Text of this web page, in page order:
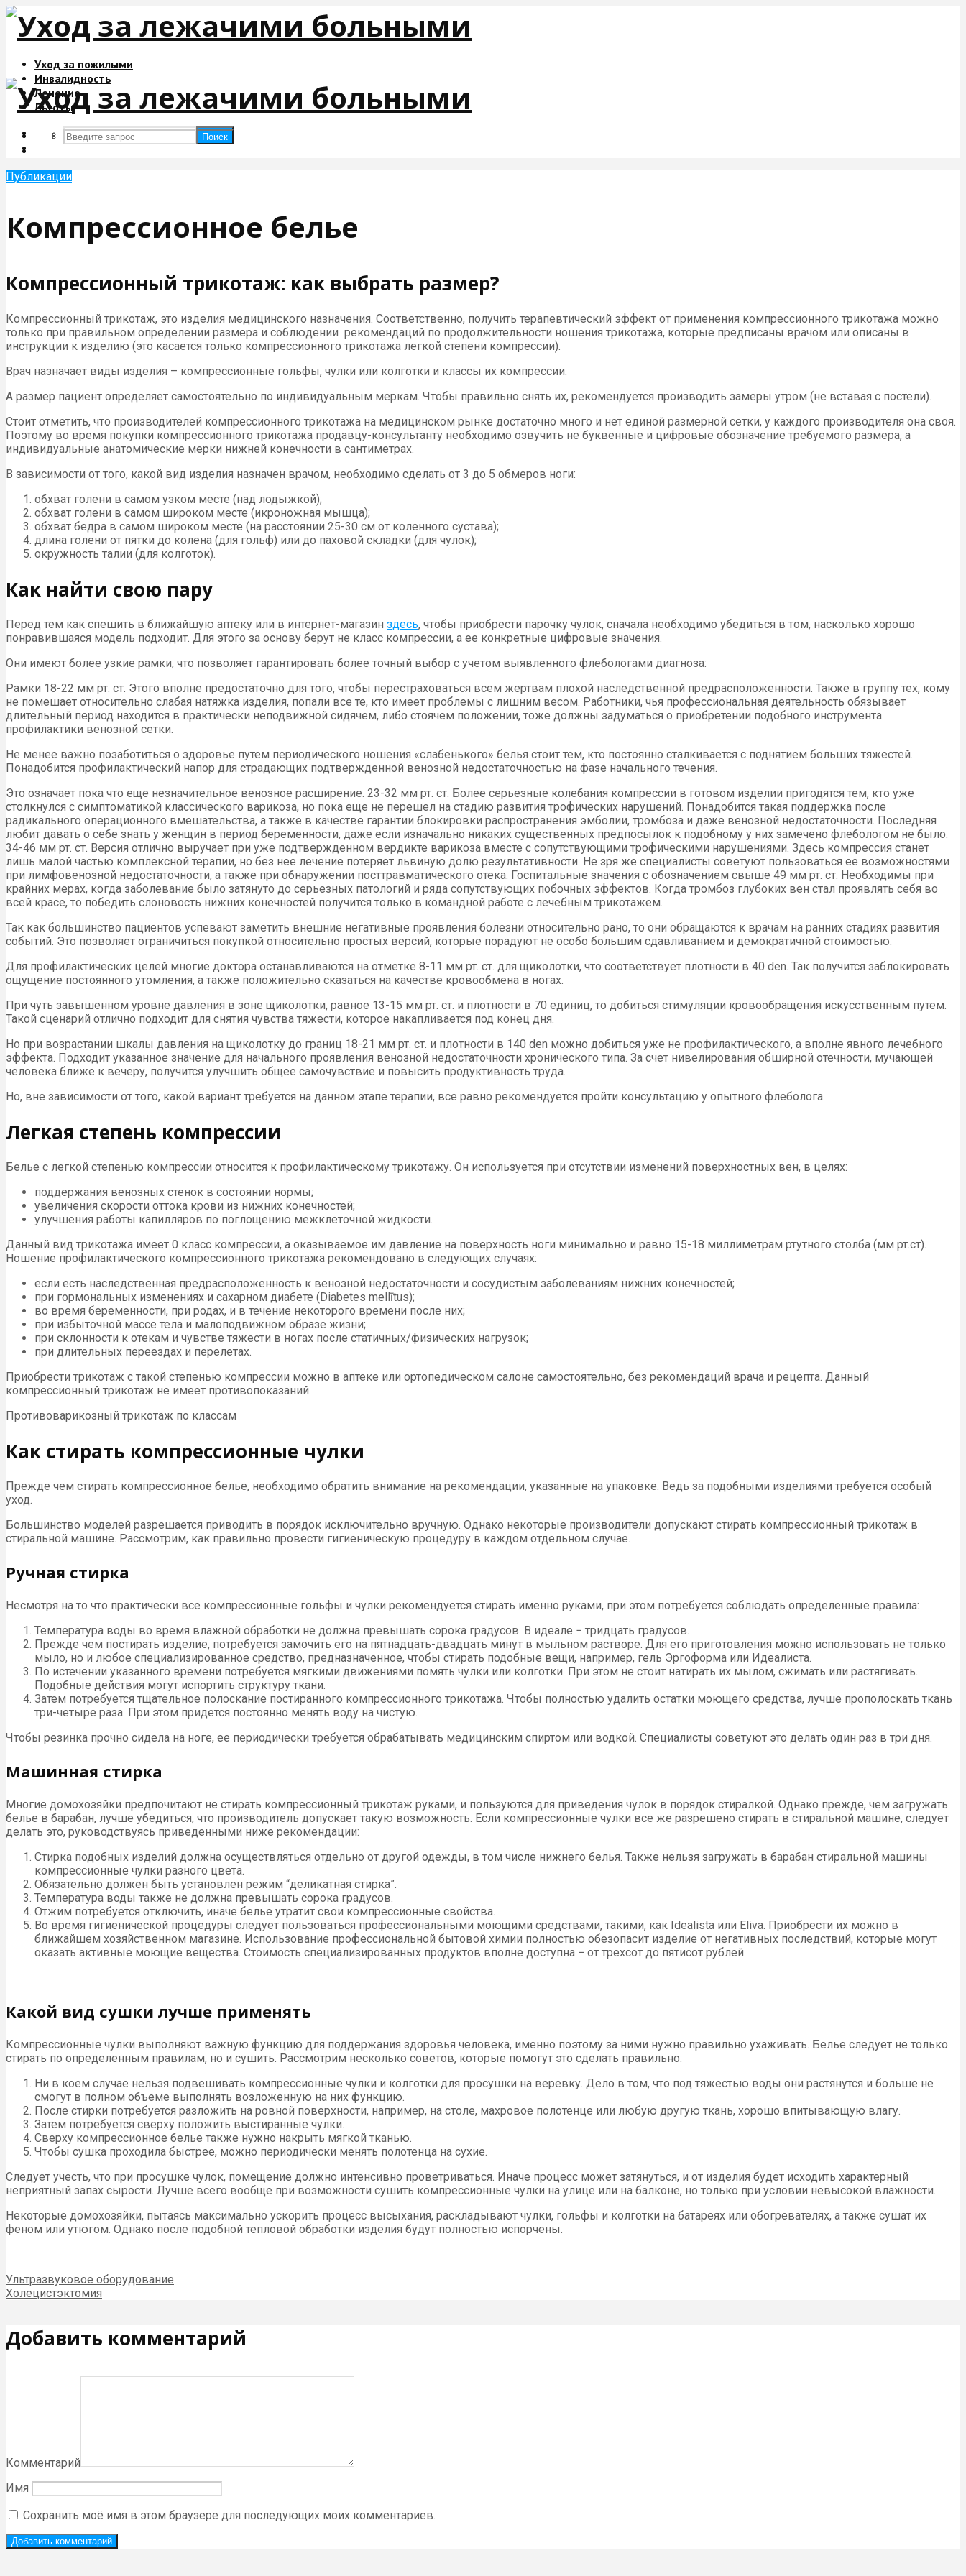
Уход за пожилыми
Инвалидность
Лечение
Льготы
Поиск
Поиск
Публикации
Компрессионное белье
Компрессионный трикотаж: как выбрать размер?
Компрессионный трикотаж, это изделия медицинского назначения. Соответственно, получить терапевтический эффект от применения компрессионного трикотажа можно
только при правильном определении размера и соблюдении рекомендаций по продолжительности ношения трикотажа, которые предписаны врачом или описаны в
инструкции к изделию (это касается только компрессионного трикотажа легкой степени компрессии).
Врач назначает виды изделия – компрессионные гольфы, чулки или колготки и классы их компрессии.
А размер пациент определяет самостоятельно по индивидуальным меркам. Чтобы правильно снять их, рекомендуется производить замеры утром (не вставая с постели).
Стоит отметить, что производителей компрессионного трикотажа на медицинском рынке достаточно много и нет единой размерной сетки, у каждого производителя она своя.
Поэтому во время покупки компрессионного трикотажа продавцу-консультанту необходимо озвучить не буквенные и цифровые обозначение требуемого размера, а
индивидуальные анатомические мерки нижней конечности в сантиметрах.
В зависимости от того, какой вид изделия назначен врачом, необходимо сделать от 3 до 5 обмеров ноги:
обхват голени в самом узком месте (над лодыжкой);
обхват голени в самом широком месте (икроножная мышца);
обхват бедра в самом широком месте (на расстоянии 25-30 см от коленного сустава);
длина голени от пятки до колена (для гольф) или до паховой складки (для чулок);
окружность талии (для колготок).
Как найти свою пару
Перед тем как спешить в ближайшую аптеку или в интернет-магазин здесь, чтобы приобрести парочку чулок, сначала необходимо убедиться в том, насколько хорошо
понравившаяся модель подходит. Для этого за основу берут не класс компрессии, а ее конкретные цифровые значения.
Они имеют более узкие рамки, что позволяет гарантировать более точный выбор с учетом выявленного флебологами диагноза:
Рамки 18-22 мм рт. ст. Этого вполне предостаточно для того, чтобы перестраховаться всем жертвам плохой наследственной предрасположенности. Также в группу тех, кому
не помешает относительно слабая натяжка изделия, попали все те, кто имеет проблемы с лишним весом. Работники, чья профессиональная деятельность обязывает
длительный период находится в практически неподвижной сидячем, либо стоячем положении, тоже должны задуматься о приобретении подобного инструмента
профилактики венозной сетки.
Не менее важно позаботиться о здоровье путем периодического ношения «слабенького» белья стоит тем, кто постоянно сталкивается с поднятием больших тяжестей.
Понадобится профилактический напор для страдающих подтвержденной венозной недостаточностью на фазе начального течения.
Это означает пока что еще незначительное венозное расширение. 23-32 мм рт. ст. Более серьезные колебания компрессии в готовом изделии пригодятся тем, кто уже
столкнулся с симптоматикой классического варикоза, но пока еще не перешел на стадию развития трофических нарушений. Понадобится такая поддержка после
радикального операционного вмешательства, а также в качестве гарантии блокировки распространения эмболии, тромбоза и даже венозной недостаточности. Последняя
любит давать о себе знать у женщин в период беременности, даже если изначально никаких существенных предпосылок к подобному у них замечено флебологом не было.
34-46 мм рт. ст. Версия отлично выручает при уже подтвержденном вердикте варикоза вместе с сопутствующими трофическими нарушениями. Здесь компрессия станет
лишь малой частью комплексной терапии, но без нее лечение потеряет львиную долю результативности. Не зря же специалисты советуют пользоваться ее возможностями
при лимфовенозной недостаточности, а также при обнаружении посттравматического отека. Госпитальные значения с обозначением свыше 49 мм рт. ст. Необходимы при
крайних мерах, когда заболевание было затянуто до серьезных патологий и ряда сопутствующих побочных эффектов. Когда тромбоз глубоких вен стал проявлять себя во
всей красе, то победить слоновость нижних конечностей получится только в командной работе с лечебным трикотажем.
Так как большинство пациентов успевают заметить внешние негативные проявления болезни относительно рано, то они обращаются к врачам на ранних стадиях развития
событий. Это позволяет ограничиться покупкой относительно простых версий, которые порадуют не особо большим сдавливанием и демократичной стоимостью.
Для профилактических целей многие доктора останавливаются на отметке 8-11 мм рт. ст. для щиколотки, что соответствует плотности в 40 den. Так получится заблокировать
ощущение постоянного утомления, а также положительно сказаться на качестве кровообмена в ногах.
При чуть завышенном уровне давления в зоне щиколотки, равное 13-15 мм рт. ст. и плотности в 70 единиц, то добиться стимуляции кровообращения искусственным путем.
Такой сценарий отлично подходит для снятия чувства тяжести, которое накапливается под конец дня.
Но при возрастании шкалы давления на щиколотку до границ 18-21 мм рт. ст. и плотности в 140 den можно добиться уже не профилактического, а вполне явного лечебного
эффекта. Подходит указанное значение для начального проявления венозной недостаточности хронического типа. За счет нивелирования обширной отечности, мучающей
человека ближе к вечеру, получится улучшить общее самочувствие и повысить продуктивность труда.
Но, вне зависимости от того, какой вариант требуется на данном этапе терапии, все равно рекомендуется пройти консультацию у опытного флеболога.
Легкая степень компрессии
Белье с легкой степенью компрессии относится к профилактическому трикотажу. Он используется при отсутствии изменений поверхностных вен, в целях:
поддержания венозных стенок в состоянии нормы;
увеличения скорости оттока крови из нижних конечностей;
улучшения работы капилляров по поглощению межклеточной жидкости.
Данный вид трикотажа имеет 0 класс компрессии, а оказываемое им давление на поверхность ноги минимально и равно 15-18 миллиметрам ртутного столба (мм рт.ст).
Ношение профилактического компрессионного трикотажа рекомендовано в следующих случаях:
если есть наследственная предрасположенность к венозной недостаточности и сосудистым заболеваниям нижних конечностей;
при гормональных изменениях и сахарном диабете (Diabetes mellītus);
во время беременности, при родах, и в течение некоторого времени после них;
при избыточной массе тела и малоподвижном образе жизни;
при склонности к отекам и чувстве тяжести в ногах после статичных/физических нагрузок;
при длительных переездах и перелетах.
Приобрести трикотаж с такой степенью компрессии можно в аптеке или ортопедическом салоне самостоятельно, без рекомендаций врача и рецепта. Данный
компрессионный трикотаж не имеет противопоказаний.
Противоварикозный трикотаж по классам
Как стирать компрессионные чулки
Прежде чем стирать компрессионное белье, необходимо обратить внимание на рекомендации, указанные на упаковке. Ведь за подобными изделиями требуется особый
уход.
Большинство моделей разрешается приводить в порядок исключительно вручную. Однако некоторые производители допускают стирать компрессионный трикотаж в
стиральной машине. Рассмотрим, как правильно провести гигиеническую процедуру в каждом отдельном случае.
Ручная стирка
Несмотря на то что практически все компрессионные гольфы и чулки рекомендуется стирать именно руками, при этом потребуется соблюдать определенные правила:
Температура воды во время влажной обработки не должна превышать сорока градусов. В идеале − тридцать градусов.
Прежде чем постирать изделие, потребуется замочить его на пятнадцать-двадцать минут в мыльном растворе. Для его приготовления можно использовать не только
мыло, но и любое специализированное средство, предназначенное, чтобы стирать подобные вещи, например, гель Эргоформа или Идеалиста.
По истечении указанного времени потребуется мягкими движениями помять чулки или колготки. При этом не стоит натирать их мылом, сжимать или растягивать.
Подобные действия могут испортить структуру ткани.
Затем потребуется тщательное полоскание постиранного компрессионного трикотажа. Чтобы полностью удалить остатки моющего средства, лучше прополоскать ткань
три-четыре раза. При этом придется постоянно менять воду на чистую.
Чтобы резинка прочно сидела на ноге, ее периодически требуется обрабатывать медицинским спиртом или водкой. Специалисты советуют это делать один раз в три дня.
Машинная стирка
Многие домохозяйки предпочитают не стирать компрессионный трикотаж руками, и пользуются для приведения чулок в порядок стиралкой. Однако прежде, чем загружать
белье в барабан, лучше убедиться, что производитель допускает такую возможность. Если компрессионные чулки все же разрешено стирать в стиральной машине, следует
делать это, руководствуясь приведенными ниже рекомендации:
Стирка подобных изделий должна осуществляться отдельно от другой одежды, в том числе нижнего белья. Также нельзя загружать в барабан стиральной машины
компрессионные чулки разного цвета.
Обязательно должен быть установлен режим “деликатная стирка”.
Температура воды также не должна превышать сорока градусов.
Отжим потребуется отключить, иначе белье утратит свои компрессионные свойства.
Во время гигиенической процедуры следует пользоваться профессиональными моющими средствами, такими, как Idealista или Eliva. Приобрести их можно в
ближайшем хозяйственном магазине. Использование профессиональной бытовой химии полностью обезопасит изделие от негативных последствий, которые могут
оказать активные моющие вещества. Стоимость специализированных продуктов вполне доступна − от трехсот до пятисот рублей.
Какой вид сушки лучше применять
Компрессионные чулки выполняют важную функцию для поддержания здоровья человека, именно поэтому за ними нужно правильно ухаживать. Белье следует не только
стирать по определенным правилам, но и сушить. Рассмотрим несколько советов, которые помогут это сделать правильно:
Ни в коем случае нельзя подвешивать компрессионные чулки и колготки для просушки на веревку. Дело в том, что под тяжестью воды они растянутся и больше не
смогут в полном объеме выполнять возложенную на них функцию.
После стирки потребуется разложить на ровной поверхности, например, на столе, махровое полотенце или любую другую ткань, хорошо впитывающую влагу.
Затем потребуется сверху положить выстиранные чулки.
Сверху компрессионное белье также нужно накрыть мягкой тканью.
Чтобы сушка проходила быстрее, можно периодически менять полотенца на сухие.
Следует учесть, что при просушке чулок, помещение должно интенсивно проветриваться. Иначе процесс может затянуться, и от изделия будет исходить характерный
неприятный запах сырости. Лучше всего вообще при возможности сушить компрессионные чулки на улице или на балконе, но только при условии невысокой влажности.
Некоторые домохозяйки, пытаясь максимально ускорить процесс высыхания, раскладывают чулки, гольфы и колготки на батареях или обогревателях, а также сушат их
феном или утюгом. Однако после подобной тепловой обработки изделия будут полностью испорчены.
Ультразвуковое оборудование
Холецистэктомия
Добавить комментарий
Комментарий
Имя
Сохранить моё имя в этом браузере для последующих моих комментариев.